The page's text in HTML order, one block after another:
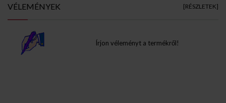
VÉLEMÉNYEK [RÉSZLETEK]
Írjon véleményt a termékről!